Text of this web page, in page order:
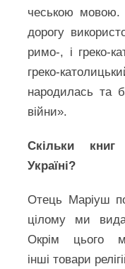
чеською
дорогу
римо-, і греко-
греко-
народилась та
війни».
Скільки
Україні?
Отець Маріуш
цілому ми
Окрім цього
інші товари